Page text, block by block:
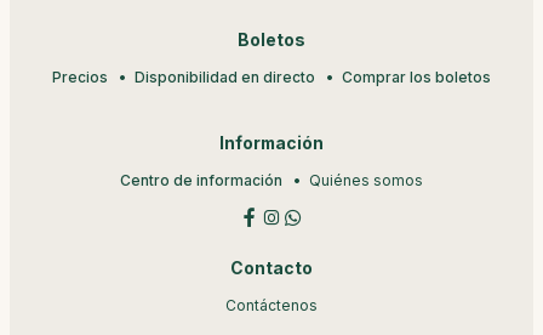
Boletos
Precios Disponibilidad en directo Comprar los boletos
Información
Centro de información Quiénes somos
Contacto
Contáctenos